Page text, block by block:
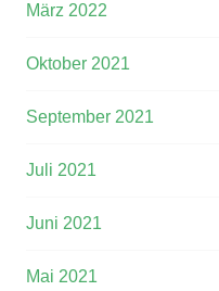
März 2022
Oktober 2021
September 2021
Juli 2021
Juni 2021
Mai 2021